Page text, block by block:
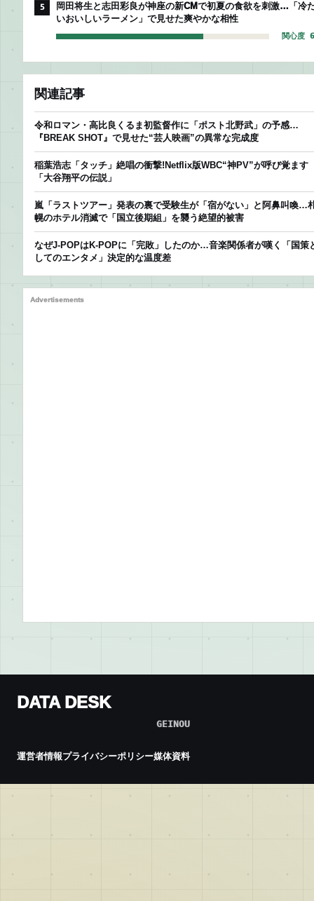
5
岡田将生と志田彩良が神座の新CMで初夏の食欲を刺激…「冷
いおいしいラーメン」で見せた爽やかな相性
関心度
関連記事
令和ロマン・高比良くるま初監督作に「ポスト北野武」の予感…
『BREAK SHOT』で見せた“芸人映画”の異常な完成度
稲葉浩志「タッチ」絶唱の衝撃!Netflix版WBC“神PV”が呼び覚ます
「大谷翔平の伝説」
嵐「ラストツアー」発表の裏で受験生が「宿がない」と阿鼻叫喚…
幌のホテル消滅で「国立後期組」を襲う絶望的被害
なぜJ-POPはK-POPに「完敗」したのか…音楽関係者が嘆く「国策
してのエンタメ」決定的な温度差
Advertisements
DATA DESK
GEINOU
運営者情報プライバシーポリシー媒体資料